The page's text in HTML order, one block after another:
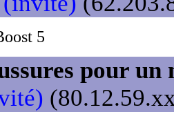
5
pour